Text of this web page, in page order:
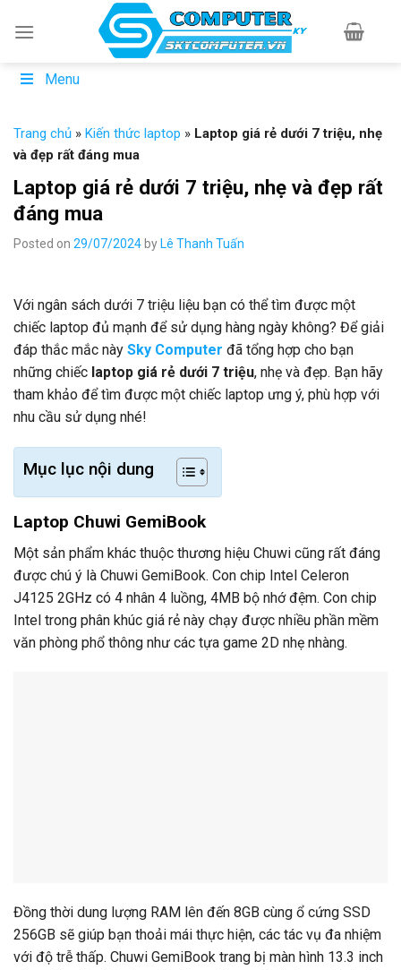
Menu
Trang chủ » Kiến thức laptop » Laptop giá rẻ dưới 7 triệu, nhẹ
và đẹp rất đáng mua
Laptop giá rẻ dưới 7 triệu, nhẹ và đẹp rất
đáng mua
Posted on 29/07/2024 by Lê Thanh Tuấn
Với ngân sách dưới 7 triệu liệu bạn có thể tìm được một
chiếc laptop đủ mạnh để sử dụng hàng ngày không? Để giải
đáp thắc mắc này Sky Computer đã tổng hợp cho bạn
những chiếc laptop giá rẻ dưới 7 triệu, nhẹ và đẹp. Bạn hãy
tham khảo để tìm được một chiếc laptop ưng ý, phù hợp với
nhu cầu sử dụng nhé!
Mục lục nội dung
Laptop Chuwi GemiBook
Một sản phẩm khác thuộc thương hiệu Chuwi cũng rất đáng
được chú ý là Chuwi GemiBook. Con chip Intel Celeron
J4125 2GHz có 4 nhân 4 luồng, 4MB bộ nhớ đệm. Con chip
Intel trong phân khúc giá rẻ này chạy được nhiều phần mềm
văn phòng phổ thông như các tựa game 2D nhẹ nhàng.
Đồng thời dung lượng RAM lên đến 8GB cùng ổ cứng SSD
256GB sẽ giúp bạn thoải mái thực hiện, các tác vụ đa nhiệm
với độ trễ thấp. Chuwi GemiBook trang bị màn hình 13.3 inch